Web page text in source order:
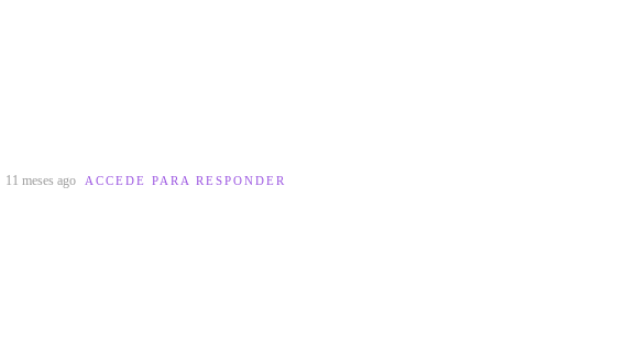
11 meses ago ACCEDE PARA RESPONDER